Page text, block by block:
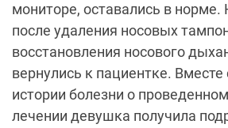
мониторе, оставались в норме.
после удаления носовых
восстановления носового
вернулись к пациентке.
истории болезни о
лечении девушка получила